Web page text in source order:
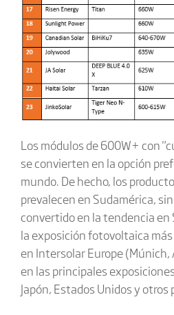
Los módulos de 600W+ con
se convierten en la opción
mundo. De hecho, los
prevalecen en Sudamérica,
convertido en la tendencia en
la exposición fotovoltaica
en Intersolar Europe (Múnich,
en las principales
Japón, Estados Unidos y otros